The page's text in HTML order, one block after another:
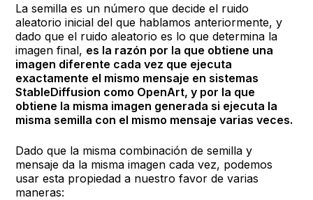
La semilla es un número que decide el ruido
aleatorio inicial del que hablamos anteriormente, y
dado que el ruido aleatorio es lo que determina la
imagen final, es la razón por la que obtiene una
imagen diferente cada vez que ejecuta
exactamente el mismo mensaje en sistemas
StableDiffusion como OpenArt, y por la que
obtiene la misma imagen generada si ejecuta la
misma semilla con el mismo mensaje varias veces.
Dado que la misma combinación de semilla y
mensaje da la misma imagen cada vez, podemos
usar esta propiedad a nuestro favor de varias
maneras: